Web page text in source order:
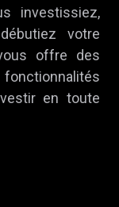
investissiez,
votre
offre des
en toute